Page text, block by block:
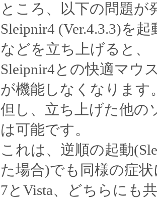
ところ、以下の問題
Sleipnir4 (Ver.4.3.3)を
などを立ち上げると、
Sleipnir4との快適マウ
が機能しなくなります
但し、立ち上げた他の
は可能です。
これは、逆順の起動
た場合)でも同様の症
7とVista、どちらにも